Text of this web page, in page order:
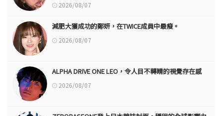
2026/08/07
減肥大獲成功的鄭妍，在TWICE成員中最瘦。
2026/08/07
ALPHA DRIVE ONE LEO，令人目不轉睛的視覺存在感
2026/08/07